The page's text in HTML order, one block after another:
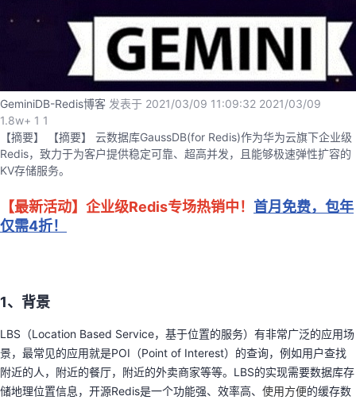
发
者
学
课
程
的
认
我
的
我
Programs
的
支
持
术
支
云
声
GeminiDB-Redis博客 发表于 2021/03/09 11:09:32 2021/03/09
1.8w+ 1 1
【摘要】 【摘要】 云数据库GaussDB(for Redis)作为华为云旗下企业级
Redis，致力于为客户提供稳定可靠、超高并发，且能够极速弹性扩容的
KV存储服务。
【最新活动】 企业级Redis专场热销中！ 首月免费，包年
仅需4折！
1、背景
LBS（Location Based Service，基于位置的服务）有非常广泛的应用场
景，最常见的应用就是POI（Point of Interest）的查询，例如用户查找
附近的人，附近的餐厅，附近的外卖商家等等。LBS的实现需要数据库存
储地理位置信息，开源Redis是一个功能强、效率高、 使用方便的缓存数